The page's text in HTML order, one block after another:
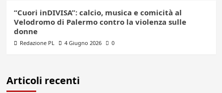
“Cuori inDIVISA”: calcio, musica e comicità al
Velodromo di Palermo contro la violenza sulle
donne
Redazione PL 4 Giugno 2026 0
Articoli recenti